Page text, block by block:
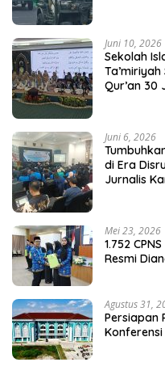
Juni 10, 2026
Sekolah
Qur’an 30
Juni 6, 2026
di Era
Jurnalis
Mei 23, 2026
1.752
Resmi
Agustus 31,
Persiapan
Konferensi